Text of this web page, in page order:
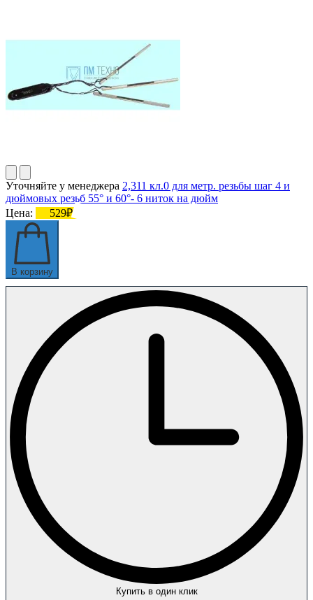
Уточняйте у менеджера 2,311 кл.0 для метр. резьбы шаг 4 и
дюймовых резьб 55° и 60°- 6 ниток на дюйм
Цена:
529₽
В корзину
Купить в один клик